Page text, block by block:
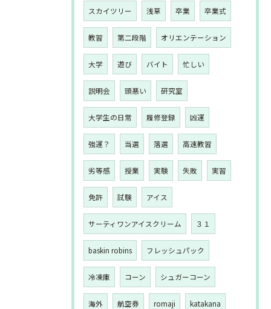
スカイツリー 浅草 卒業 卒業式
教習 第二段階 オリエンテーション
大学 遊び バイト 忙しい
説明会 頭悪い 研究室
大学生の日常 履修登録 凶運
強運？ 当選 落選 高速教習
劣等感 授業 実験 失敗 実習
免許 試験 アイス
サーティワンアイスクリーム ３１
baskin robins フレッシュパック
冷凍庫 コーン シュガーコーン
海外 航空券 romaji katakana